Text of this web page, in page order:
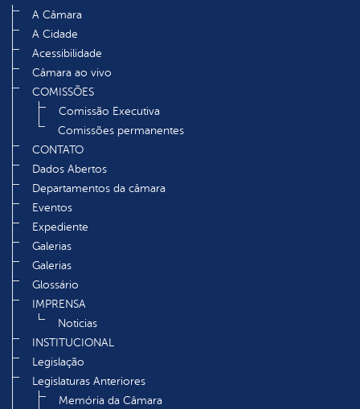
A Câmara
A Cidade
Acessibilidade
Câmara ao vivo
COMISSÕES
Comissão Executiva
Comissões permanentes
CONTATO
Dados Abertos
Departamentos da câmara
Eventos
Expediente
Galerias
Galerias
Glossário
IMPRENSA
Noticias
INSTITUCIONAL
Legislação
Legislaturas Anteriores
Memória da Câmara